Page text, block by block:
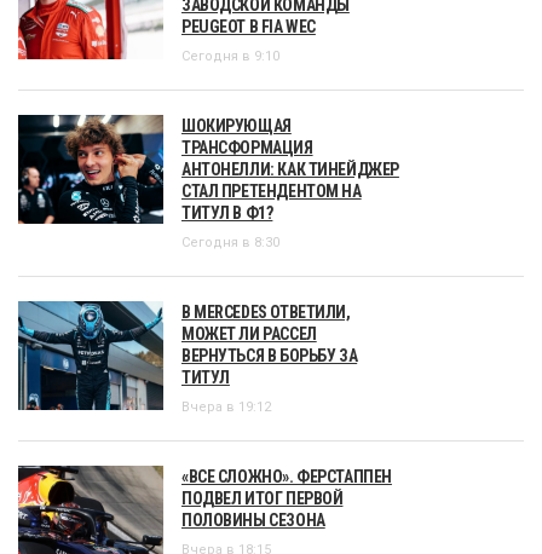
ЗАВОДСКОЙ КОМАНДЫ
PEUGEOT В FIA WEC
Сегодня в 9:10
ШОКИРУЮЩАЯ
ТРАНСФОРМАЦИЯ
АНТОНЕЛЛИ: КАК ТИНЕЙДЖЕР
СТАЛ ПРЕТЕНДЕНТОМ НА
ТИТУЛ В Ф1?
Сегодня в 8:30
В MERCEDES ОТВЕТИЛИ,
МОЖЕТ ЛИ РАССЕЛ
ВЕРНУТЬСЯ В БОРЬБУ ЗА
ТИТУЛ
Вчера в 19:12
«ВСЕ СЛОЖНО». ФЕРСТАППЕН
ПОДВЕЛ ИТОГ ПЕРВОЙ
ПОЛОВИНЫ СЕЗОНА
Вчера в 18:15